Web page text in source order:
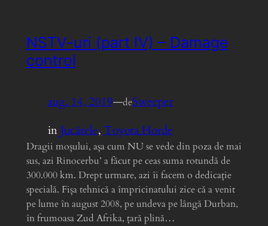
NSTV-uri (part IV) – Damage
control
aug. 14, 2019—deSweeper
inJucărele, Toyota Horde
Dragii moșului, așa cum NU se vede din poza de mai
sus, azi Rinocerbu’ a făcut pe ceas suma rotundă de
300.000 km. Drept urmare, azi îi facem o dedicație
specială. Fișa tehnică a împricinatului zice că a venit
pe lume în august 2008, pe undeva pe lângă Durban,
în frumoasa Zud Afrika, țară plină…